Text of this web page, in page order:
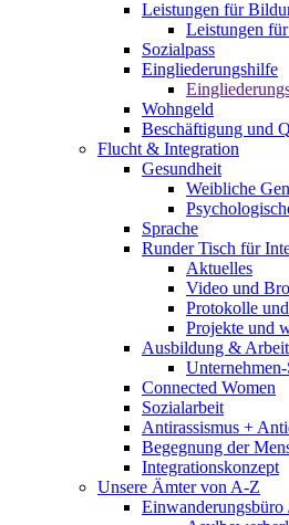
Leistungen für
Leistungen
Sozialpass
Eingliederungshilfe
Wohngeld
Beschäftigung und
Flucht & Integration
Gesundheit
Weibliche
Sprache
Runder Tisch für
Aktuelles
Video und
Protokolle
Projekte und
Ausbildung &
Connected Women
Sozialarbeit
Antirassismus +
Begegnung der
Integrationskonzept
Unsere Ämter von A-Z